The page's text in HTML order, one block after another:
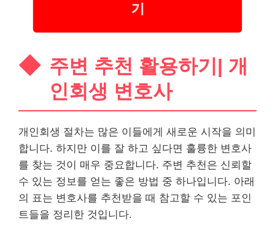
기
주변 추천 활용하기| 개
인회생 변호사
개인회생 절차는 많은 이들에게 새로운 시작을 의미
합니다. 하지만 이를 잘 하고 싶다면 훌륭한 변호사
를 찾는 것이 매우 중요합니다. 주변 추천은 신뢰할
수 있는 정보를 얻는 좋은 방법 중 하나입니다. 아래
의 표는 변호사를 추천받을 때 참고할 수 있는 포인
트들을 정리한 것입니다.